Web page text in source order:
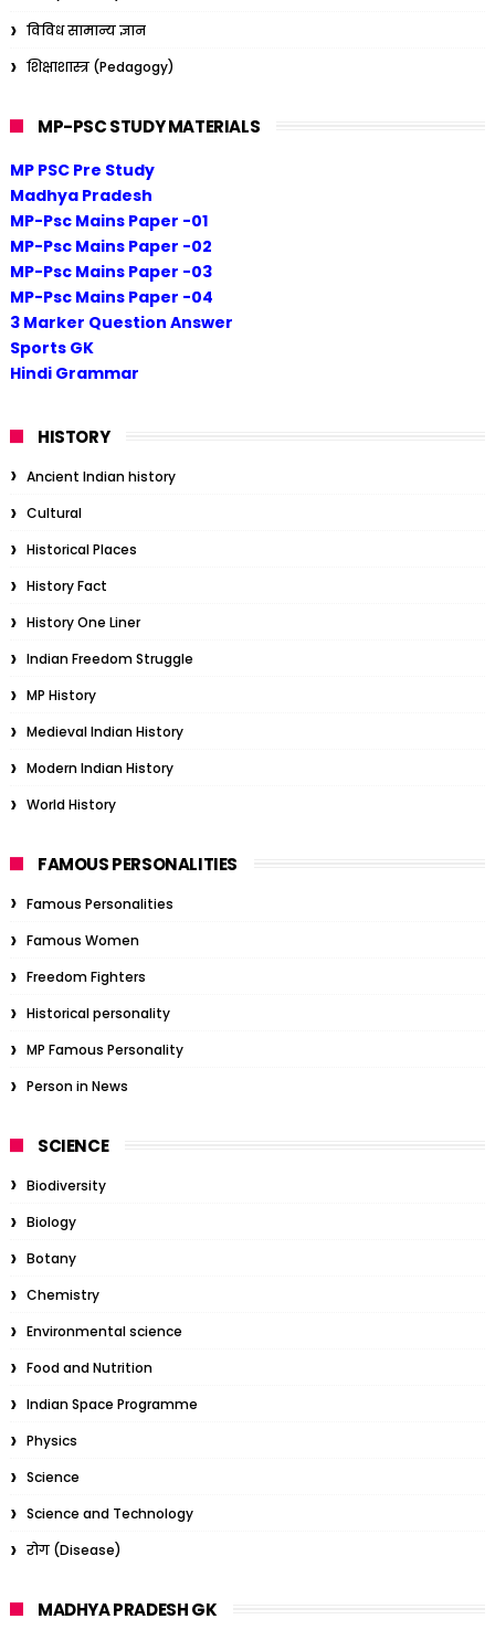
विविध सामान्य ज्ञान
शिक्षाशास्त्र (Pedagogy)
MP-PSC STUDY MATERIALS
MP PSC Pre Study
Madhya Pradesh
MP-Psc Mains Paper -01
MP-Psc Mains Paper -02
MP-Psc Mains Paper -03
MP-Psc Mains Paper -04
3 Marker Question Answer
Sports GK
Hindi Grammar
HISTORY
Ancient Indian history
Cultural
Historical Places
History Fact
History One Liner
Indian Freedom Struggle
MP History
Medieval Indian History
Modern Indian History
World History
FAMOUS PERSONALITIES
Famous Personalities
Famous Women
Freedom Fighters
Historical personality
MP Famous Personality
Person in News
SCIENCE
Biodiversity
Biology
Botany
Chemistry
Environmental science
Food and Nutrition
Indian Space Programme
Physics
Science
Science and Technology
रोग (Disease)
MADHYA PRADESH GK